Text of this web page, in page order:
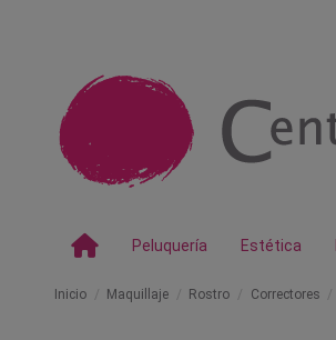
Peluquería Estética
Inicio Maquillaje Rostro Correctores